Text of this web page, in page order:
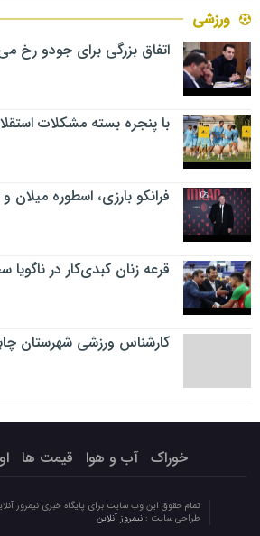
ورزشی
اتفاق بزرگی برای جودو رخ
با پنجره بسته مشکلات
فرانکو بارزی، اسطوره میلان
قرعه زنان کبدی‌کار در ناگویا
کارشناس ورزشی شهرستان
خوراک آب و هوا قیمت ها
تمام حقوق این وب سایت برای پایگاه خبری نیمروز
طراحی سایت : نیمروز آنلاین